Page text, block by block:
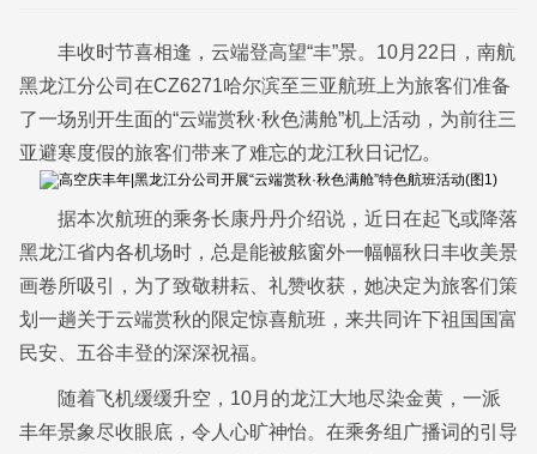
丰收时节喜相逢，云端登高望“丰”景。10月22日，南航
黑龙江分公司在CZ6271哈尔滨至三亚航班上为旅客们准备
了一场别开生面的“云端赏秋·秋色满舱”机上活动，为前往三
亚避寒度假的旅客们带来了难忘的龙江秋日记忆。
据本次航班的乘务长康丹丹介绍说，近日在起飞或降落
黑龙江省内各机场时，总是能被舷窗外一幅幅秋日丰收美景
画卷所吸引，为了致敬耕耘、礼赞收获，她决定为旅客们策
划一趟关于云端赏秋的限定惊喜航班，来共同许下祖国国富
民安、五谷丰登的深深祝福。
随着飞机缓缓升空，10月的龙江大地尽染金黄，一派
丰年景象尽收眼底，令人心旷神怡。在乘务组广播词的引导